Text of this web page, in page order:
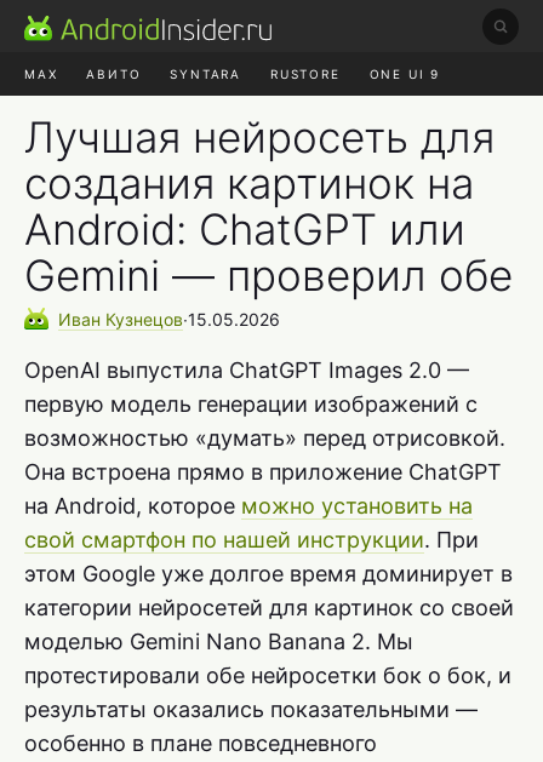
MAX АВИТО SYNTARA RUSTORE ONE UI 9
Лучшая нейросеть для
создания картинок на
Android: ChatGPT или
Gemini — проверил обе
Иван Кузнецов∙15.05.2026
OpenAI выпустила ChatGPT Images 2.0 —
первую модель генерации изображений с
возможностью «думать» перед отрисовкой.
Она встроена прямо в приложение ChatGPT
на Android, которое можно установить на
свой смартфон по нашей инструкции. При
этом Google уже долгое время доминирует в
категории нейросетей для картинок со своей
моделью Gemini Nano Banana 2. Мы
протестировали обе нейросетки бок о бок, и
результаты оказались показательными —
особенно в плане повседневного